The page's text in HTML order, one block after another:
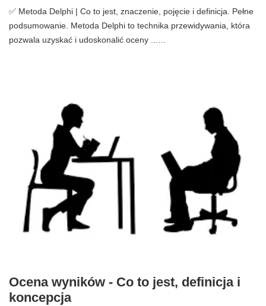
✅ Metoda Delphi | Co to jest, znaczenie, pojęcie i definicja. Pełne
podsumowanie. Metoda Delphi to technika przewidywania, która
pozwala uzyskać i udoskonalić oceny ...…
Ocena wyników - Co to jest, definicja i
koncepcja